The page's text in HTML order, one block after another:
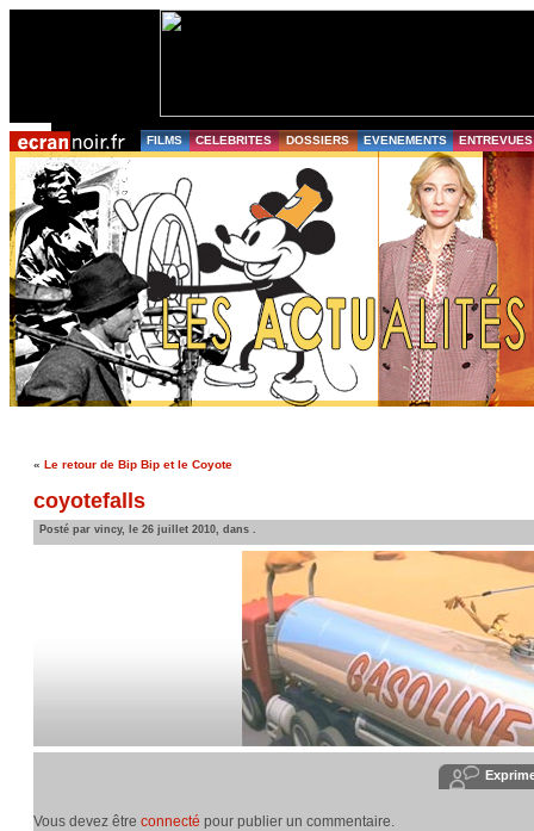
FILMS CELEBRITES DOSSIERS EVENEMENTS ENTREVUES
« Le retour de Bip Bip et le Coyote
coyotefalls
Posté par vincy, le 26 juillet 2010, dans .
Vous devez être connecté pour publier un commentaire.